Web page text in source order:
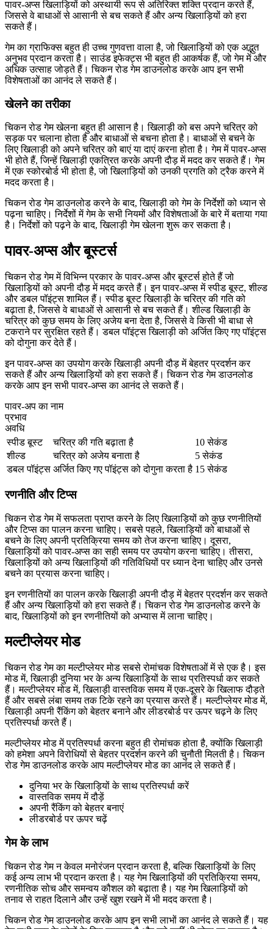
पावर-अप्स खिलाड़ियों को अस्थायी रूप से अतिरिक्त शक्ति प्रदान करते हैं,
जिससे वे बाधाओं से आसानी से बच सकते हैं और अन्य खिलाड़ियों को हरा
सकते हैं।
गेम का ग्राफिक्स बहुत ही उच्च गुणवत्ता वाला है, जो खिलाड़ियों को एक अद्भुत
अनुभव प्रदान करता है। साउंड इफेक्ट्स भी बहुत ही आकर्षक हैं, जो गेम में और
अधिक उत्साह जोड़ते हैं। चिकन रोड गेम डाउनलोड करके आप इन सभी
विशेषताओं का आनंद ले सकते हैं।
खेलने का तरीका
चिकन रोड गेम खेलना बहुत ही आसान है। खिलाड़ी को बस अपने चरित्र को
सड़क पर चलाना होता है और बाधाओं से बचना होता है। बाधाओं से बचने के
लिए खिलाड़ी को अपने चरित्र को बाएं या दाएं करना होता है। गेम में पावर-अप्स
भी होते हैं, जिन्हें खिलाड़ी एकत्रित करके अपनी दौड़ में मदद कर सकते हैं। गेम
में एक स्कोरबोर्ड भी होता है, जो खिलाड़ियों को उनकी प्रगति को ट्रैक करने में
मदद करता है।
चिकन रोड गेम डाउनलोड करने के बाद, खिलाड़ी को गेम के निर्देशों को ध्यान से
पढ़ना चाहिए। निर्देशों में गेम के सभी नियमों और विशेषताओं के बारे में बताया गया
है। निर्देशों को पढ़ने के बाद, खिलाड़ी गेम खेलना शुरू कर सकता है।
पावर-अप्स और बूस्टर्स
चिकन रोड गेम में विभिन्न प्रकार के पावर-अप्स और बूस्टर्स होते हैं जो
खिलाड़ियों को अपनी दौड़ में मदद करते हैं। इन पावर-अप्स में स्पीड बूस्ट, शील्ड
और डबल पॉइंट्स शामिल हैं। स्पीड बूस्ट खिलाड़ी के चरित्र की गति को
बढ़ाता है, जिससे वे बाधाओं से आसानी से बच सकते हैं। शील्ड खिलाड़ी के
चरित्र को कुछ समय के लिए अजेय बना देता है, जिससे वे किसी भी बाधा से
टकराने पर सुरक्षित रहते हैं। डबल पॉइंट्स खिलाड़ी को अर्जित किए गए पॉइंट्स
को दोगुना कर देते हैं।
इन पावर-अप्स का उपयोग करके खिलाड़ी अपनी दौड़ में बेहतर प्रदर्शन कर
सकते हैं और अन्य खिलाड़ियों को हरा सकते हैं। चिकन रोड गेम डाउनलोड
करके आप इन सभी पावर-अप्स का आनंद ले सकते हैं।
पावर-अप का नाम
प्रभाव
अवधि
स्पीड बूस्ट
चरित्र की गति बढ़ाता है
10 सेकंड
शील्ड
चरित्र को अजेय बनाता है
5 सेकंड
डबल पॉइंट्स अर्जित किए गए पॉइंट्स को दोगुना करता है 15 सेकंड
रणनीति और टिप्स
चिकन रोड गेम में सफलता प्राप्त करने के लिए खिलाड़ियों को कुछ रणनीतियों
और टिप्स का पालन करना चाहिए। सबसे पहले, खिलाड़ियों को बाधाओं से
बचने के लिए अपनी प्रतिक्रिया समय को तेज करना चाहिए। दूसरा,
खिलाड़ियों को पावर-अप्स का सही समय पर उपयोग करना चाहिए। तीसरा,
खिलाड़ियों को अन्य खिलाड़ियों की गतिविधियों पर ध्यान देना चाहिए और उनसे
बचने का प्रयास करना चाहिए।
इन रणनीतियों का पालन करके खिलाड़ी अपनी दौड़ में बेहतर प्रदर्शन कर सकते
हैं और अन्य खिलाड़ियों को हरा सकते हैं। चिकन रोड गेम डाउनलोड करने के
बाद, खिलाड़ियों को इन रणनीतियों को अभ्यास में लाना चाहिए।
मल्टीप्लेयर मोड
चिकन रोड गेम का मल्टीप्लेयर मोड सबसे रोमांचक विशेषताओं में से एक है। इस
मोड में, खिलाड़ी दुनिया भर के अन्य खिलाड़ियों के साथ प्रतिस्पर्धा कर सकते
हैं। मल्टीप्लेयर मोड में, खिलाड़ी वास्तविक समय में एक-दूसरे के खिलाफ दौड़ते
हैं और सबसे लंबा समय तक टिके रहने का प्रयास करते हैं। मल्टीप्लेयर मोड में,
खिलाड़ी अपनी रैंकिंग को बेहतर बनाने और लीडरबोर्ड पर ऊपर चढ़ने के लिए
प्रतिस्पर्धा करते हैं।
मल्टीप्लेयर मोड में प्रतिस्पर्धा करना बहुत ही रोमांचक होता है, क्योंकि खिलाड़ी
को हमेशा अपने विरोधियों से बेहतर प्रदर्शन करने की चुनौती मिलती है। चिकन
रोड गेम डाउनलोड करके आप मल्टीप्लेयर मोड का आनंद ले सकते हैं।
दुनिया भर के खिलाड़ियों के साथ प्रतिस्पर्धा करें
वास्तविक समय में दौड़ें
अपनी रैंकिंग को बेहतर बनाएं
लीडरबोर्ड पर ऊपर चढ़ें
गेम के लाभ
चिकन रोड गेम न केवल मनोरंजन प्रदान करता है, बल्कि खिलाड़ियों के लिए
कई अन्य लाभ भी प्रदान करता है। यह गेम खिलाड़ियों की प्रतिक्रिया समय,
रणनीतिक सोच और समन्वय कौशल को बढ़ाता है। यह गेम खिलाड़ियों को
तनाव से राहत दिलाने और उन्हें खुश रखने में भी मदद करता है।
चिकन रोड गेम डाउनलोड करके आप इन सभी लाभों का आनंद ले सकते हैं। यह